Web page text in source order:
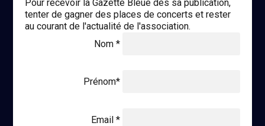
Pour recevoir la Gazette Bleue dès sa publication,
tenter de gagner des places de concerts et rester
au courant de l'actualité de l'association.
Nom *
Prénom*
Email *